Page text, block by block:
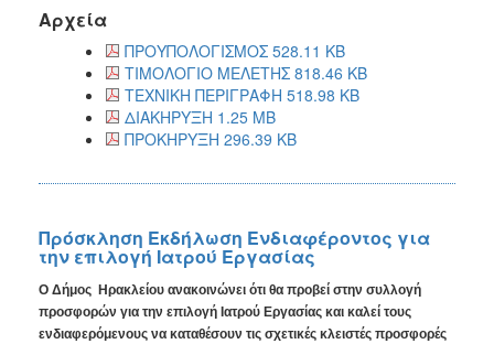
Αρχεία
ΠΡΟΥΠΟΛΟΓΙΣΜΟΣ 528.11 KB
ΤΙΜΟΛΟΓΙΟ ΜΕΛΕΤΗΣ 818.46 KB
ΤΕΧΝΙΚΗ ΠΕΡΙΓΡΑΦΗ 518.98 KB
ΔΙΑΚΗΡΥΞΗ 1.25 MB
ΠΡΟΚΗΡΥΞΗ 296.39 KB
Πρόσκληση Εκδήλωση Ενδιαφέροντος για
την επιλογή Ιατρού Εργασίας
Ο Δήμος Ηρακλείου ανακοινώνει ότι θα προβεί στην συλλογή
προσφορών για την επιλογή Ιατρού Εργασίας και καλεί τους
ενδιαφερόμενους να καταθέσουν τις σχετικές κλειστές προσφορές